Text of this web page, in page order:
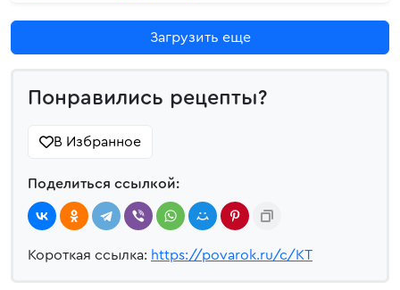
Загрузить еще
Понравились рецепты?
В Избранное
Поделиться ссылкой:
Короткая ссылка: https://povarok.ru/c/KT